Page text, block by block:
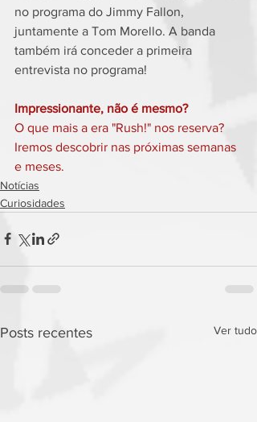
no programa do Jimmy Fallon,
juntamente a Tom Morello. A banda
também irá conceder a primeira
entrevista no programa!
Impressionante, não é mesmo?
O que mais a era "Rush!" nos reserva?
Iremos descobrir nas próximas semanas
e meses.
Notícias
Curiosidades
Posts recentes Ver tudo